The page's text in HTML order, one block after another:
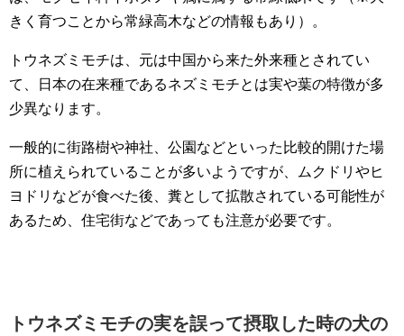
きく育つことから常緑高木などの情報もあり）。
トウネズミモチは、元は中国から来た外来種とされてい
て、日本の在来種であるネズミモチとは実や葉の特徴が多
少異なります。
一般的に街路樹や神社、公園などといった比較的開けた場
所に植えられていることが多いようですが、ムクドリやヒ
ヨドリなどが食べた後、糞として拡散されている可能性が
あるため、住宅街などであっても注意が必要です。
トウネズミモチの実を誤って摂取した時の犬の